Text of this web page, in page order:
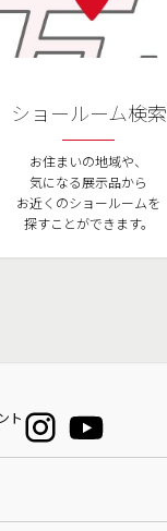
ショールーム検索
お住まいの地域や、
気になる展示品から
お近くのショールームを
探すことができます。
ト